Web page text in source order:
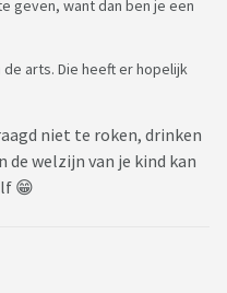
geven, want dan ben je een
arts. Die heeft er hopelijk
niet te roken, drinken
de welzijn van je kind kan
😁